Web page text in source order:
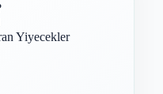
Yiyecekler